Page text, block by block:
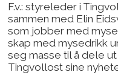
F.v.: styreleder i
sammen med Elin
som jobber med
skap med mysedrikk
seg masse til å dele
Tingvollost sine